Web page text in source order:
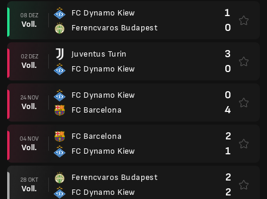
08 DEZ
Voll.
FC Dynamo Kiew
Ferencvaros Budapest
1
0
02 DEZ
Voll.
Juventus Turin
FC Dynamo Kiew
3
0
24 NOV
Voll.
FC Dynamo Kiew
FC Barcelona
0
4
04 NOV
Voll.
FC Barcelona
FC Dynamo Kiew
2
1
28 OKT
Voll.
Ferencvaros Budapest
FC Dynamo Kiew
2
2